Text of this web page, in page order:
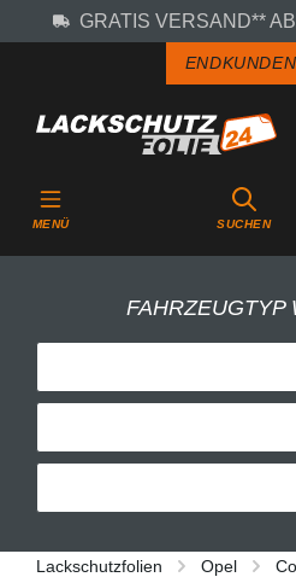
Zum Hauptinhalt springen
GRATIS VERSAND**
MENÜ SUCHEN
FAHRZEUGTYP
Lackschutzfolien Opel